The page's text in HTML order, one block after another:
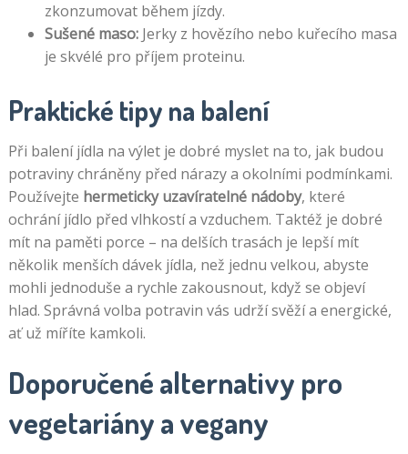
zkonzumovat během jízdy.
Sušené maso:Jerky z hovězího nebo kuřecího masa
je skvélé pro příjem proteinu.
Praktické tipy na balení
Při balení jídla na výlet je dobré myslet na to, jak budou
potraviny chráněny před nárazy a okolními podmínkami.
Používejte hermeticky uzavíratelné nádoby, které
ochrání jídlo před vlhkostí a vzduchem. Taktéž je dobré
mít na paměti porce – na delších trasách je lepší mít
několik menších dávek jídla, než jednu velkou, abyste
mohli jednoduše a rychle zakousnout, když se objeví
hlad. Správná volba potravin vás udrží svěží a energické,
ať už míříte kamkoli.
Doporučené alternativy pro
vegetariány a vegany